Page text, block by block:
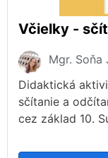
Mgr. Soňa
Didaktická
sčítanie a
cez základ 10.